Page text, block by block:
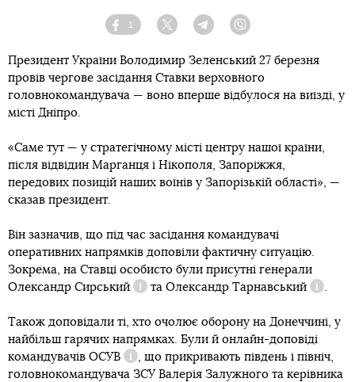
Facebook
1
Twitter TelegramViber
Президент України Володимир Зеленський 27 березня
провів чергове засідання Ставки верховного
головнокомандувача — воно вперше відбулося на виїзді, у
місті Дніпро.
«Саме тут — у стратегічному місті центру нашої країни,
після відвідин Марганця і Нікополя, Запоріжжя,
передових позицій наших воїнів у Запорізькій області», —
сказав президент.
Він зазначив, що під час засідання командувачі
оперативних напрямків доповіли фактичну ситуацію.
Зокрема, на Ставці особисто були присутні генерали
Олександр Сирський
Довідка
та Олександр Тарнавський
Довідка
.
Також доповідали ті, хто очолює оборону на Донеччині, у
найбільш гарячих напрямках. Були й онлайн-доповіді
командувачів ОСУВ
Довідка
, що прикривають південь і північ,
головнокомандувача ЗСУ Валерія Залужного та керівника